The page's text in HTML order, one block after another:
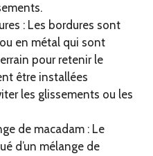
: Les bordures sont
en métal qui sont
pour retenir le
être installées
les glissements ou les
de macadam : Le
d’un mélange de